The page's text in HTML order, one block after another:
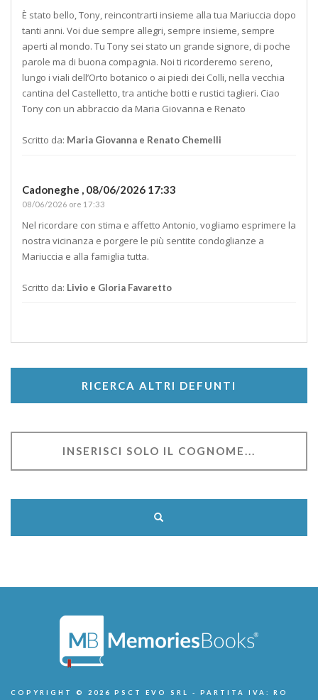
È stato bello, Tony, reincontrarti insieme alla tua Mariuccia dopo
tanti anni. Voi due sempre allegri, sempre insieme, sempre
aperti al mondo. Tu Tony sei stato un grande signore, di poche
parole ma di buona compagnia. Noi ti ricorderemo sereno,
lungo i viali dell’Orto botanico o ai piedi dei Colli, nella vecchia
cantina del Castelletto, tra antiche botti e rustici taglieri. Ciao
Tony con un abbraccio da Maria Giovanna e Renato
Scritto da: Maria Giovanna e Renato Chemelli
Cadoneghe , 08/06/2026 17:33
08/06/2026 ore 17:33
Nel ricordare con stima e affetto Antonio, vogliamo esprimere la
nostra vicinanza e porgere le più sentite condoglianze a
Mariuccia e alla famiglia tutta.
Scritto da: Livio e Gloria Favaretto
RICERCA ALTRI DEFUNTI
COPYRIGHT © 2026 PSCT EVO SRL - PARTITA IVA: RO